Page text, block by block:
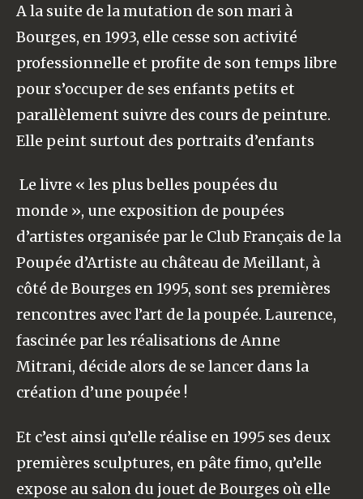
A la suite de la mutation de son mari à
Bourges, en 1993, elle cesse son activité
professionnelle et profite de son temps libre
pour s’occuper de ses enfants petits et
parallèlement suivre des cours de peinture.
Elle peint surtout des portraits d’enfants
Le livre « les plus belles poupées du
monde », une exposition de poupées
d’artistes organisée par le Club Français de la
Poupée d’Artiste au château de Meillant, à
côté de Bourges en 1995, sont ses premières
rencontres avec l’art de la poupée. Laurence,
fascinée par les réalisations de Anne
Mitrani, décide alors de se lancer dans la
création d’une poupée !
Et c’est ainsi qu’elle réalise en 1995 ses deux
premières sculptures, en pâte fimo, qu’elle
expose au salon du jouet de Bourges où elle